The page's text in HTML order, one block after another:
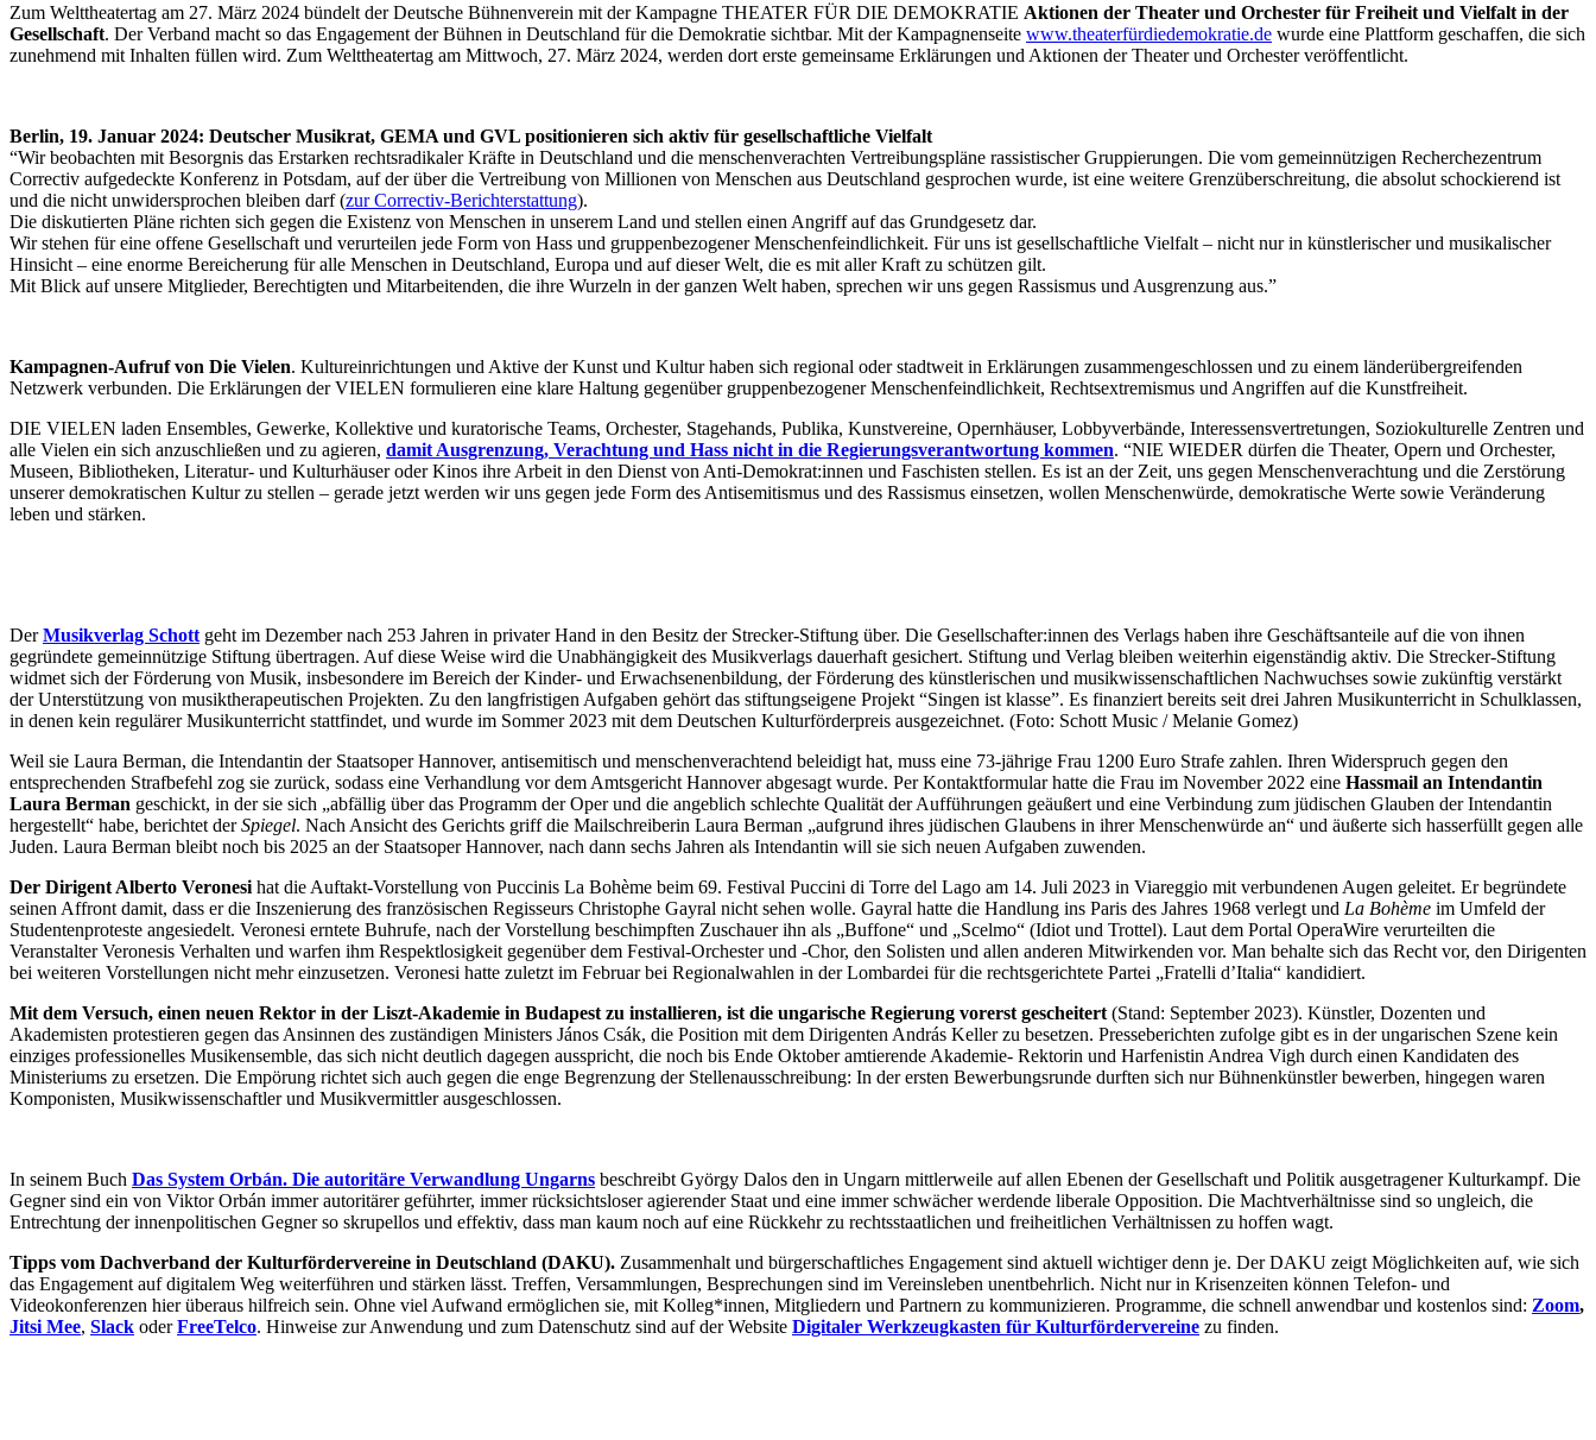
Zum Welttheatertag am 27. März 2024 bündelt der Deutsche Bühnenverein mit der Kampagne THEATER FÜR DIE DEMOKRATIE Aktionen der Theater und Orchester für Freiheit und Vielfalt in der
Gesellschaft. Der Verband macht so das Engagement der Bühnen in Deutschland für die Demokratie sichtbar. Mit der Kampagnenseite www.theaterfürdiedemokratie.de wurde eine Plattform geschaffen, die sich
zunehmend mit Inhalten füllen wird. Zum Welttheatertag am Mittwoch, 27. März 2024, werden dort erste gemeinsame Erklärungen und Aktionen der Theater und Orchester veröffentlicht.
Berlin, 19. Januar 2024: Deutscher Musikrat, GEMA und GVL positionieren sich aktiv für gesellschaftliche Vielfalt
“Wir beobachten mit Besorgnis das Erstarken rechtsradikaler Kräfte in Deutschland und die menschenverachten Vertreibungspläne rassistischer Gruppierungen. Die vom gemeinnützigen Recherchezentrum
Correctiv aufgedeckte Konferenz in Potsdam, auf der über die Vertreibung von Millionen von Menschen aus Deutschland gesprochen wurde, ist eine weitere Grenzüberschreitung, die absolut schockierend ist
und die nicht unwidersprochen bleiben darf (zur Correctiv-Berichterstattung).
Die diskutierten Pläne richten sich gegen die Existenz von Menschen in unserem Land und stellen einen Angriff auf das Grundgesetz dar.
Wir stehen für eine offene Gesellschaft und verurteilen jede Form von Hass und gruppenbezogener Menschenfeindlichkeit. Für uns ist gesellschaftliche Vielfalt – nicht nur in künstlerischer und musikalischer
Hinsicht – eine enorme Bereicherung für alle Menschen in Deutschland, Europa und auf dieser Welt, die es mit aller Kraft zu schützen gilt.
Mit Blick auf unsere Mitglieder, Berechtigten und Mitarbeitenden, die ihre Wurzeln in der ganzen Welt haben, sprechen wir uns gegen Rassismus und Ausgrenzung aus.”
Kampagnen-Aufruf von Die Vielen. Kultureinrichtungen und Aktive der Kunst und Kultur haben sich regional oder stadtweit in Erklärungen zusammengeschlossen und zu einem länderübergreifenden
Netzwerk verbunden. Die Erklärungen der VIELEN formulieren eine klare Haltung gegenüber gruppenbezogener Menschenfeindlichkeit, Rechtsextremismus und Angriffen auf die Kunstfreiheit.
DIE VIELEN laden Ensembles, Gewerke, Kollektive und kuratorische Teams, Orchester, Stagehands, Publika, Kunstvereine, Opernhäuser, Lobbyverbände, Interessensvertretungen, Soziokulturelle Zentren und
alle Vielen ein sich anzuschließen und zu agieren, damit Ausgrenzung, Verachtung und Hass nicht in die Regierungsverantwortung kommen. “NIE WIEDER dürfen die Theater, Opern und Orchester,
Museen, Bibliotheken, Literatur- und Kulturhäuser oder Kinos ihre Arbeit in den Dienst von Anti-Demokrat:innen und Faschisten stellen. Es ist an der Zeit, uns gegen Menschenverachtung und die Zerstörung
unserer demokratischen Kultur zu stellen – gerade jetzt werden wir uns gegen jede Form des Antisemitismus und des Rassismus einsetzen, wollen Menschenwürde, demokratische Werte sowie Veränderung
leben und stärken.
DerMusikverlag Schott geht im Dezember nach 253 Jahren in privater Hand in den Besitz der Strecker-Stiftung über. Die Gesellschafter:innen des Verlags haben ihre Geschäftsanteile auf die von ihnen
gegründete gemeinnützige Stiftung übertragen. Auf diese Weise wird die Unabhängigkeit des Musikverlags dauerhaft gesichert. Stiftung und Verlag bleiben weiterhin eigenständig aktiv. Die Strecker-Stiftung
widmet sich der Förderung von Musik, insbesondere im Bereich der Kinder- und Erwachsenenbildung, der Förderung des künstlerischen und musikwissenschaftlichen Nachwuchses sowie zukünftig verstärkt
der Unterstützung von musiktherapeutischen Projekten. Zu den langfristigen Aufgaben gehört das stiftungseigene Projekt “Singen ist klasse”. Es finanziert bereits seit drei Jahren Musikunterricht in Schulklassen,
in denen kein regulärer Musikunterricht stattfindet, und wurde im Sommer 2023 mit dem Deutschen Kulturförderpreis ausgezeichnet. (Foto: Schott Music / Melanie Gomez)
Weil sie Laura Berman, die Intendantin der Staatsoper Hannover, antisemitisch und menschenverachtend beleidigt hat, muss eine 73-jährige Frau 1200 Euro Strafe zahlen. Ihren Widerspruch gegen den
entsprechenden Strafbefehl zog sie zurück, sodass eine Verhandlung vor dem Amtsgericht Hannover abgesagt wurde. Per Kontaktformular hatte die Frau im November 2022 eine Hassmail an Intendantin
Laura Berman geschickt, in der sie sich „abfällig über das Programm der Oper und die angeblich schlechte Qualität der Aufführungen geäußert und eine Verbindung zum jüdischen Glauben der Intendantin
hergestellt“ habe, berichtet derSpiegel. Nach Ansicht des Gerichts griff die Mailschreiberin Laura Berman „aufgrund ihres jüdischen Glaubens in ihrer Menschenwürde an“ und äußerte sich hasserfüllt gegen alle
Juden. Laura Berman bleibt noch bis 2025 an der Staatsoper Hannover, nach dann sechs Jahren als Intendantin will sie sich neuen Aufgaben zuwenden.
Der Dirigent Alberto Veronesi hat die Auftakt-Vorstellung von Puccinis La Bohème beim 69. Festival Puccini di Torre del Lago am 14. Juli 2023 in Viareggio mit verbundenen Augen geleitet. Er begründete
seinen Affront damit, dass er die Inszenierung des französischen Regisseurs Christophe Gayral nicht sehen wolle. Gayral hatte die Handlung ins Paris des Jahres 1968 verlegt und La Bohème im Umfeld der
Studentenproteste angesiedelt. Veronesi erntete Buhrufe, nach der Vorstellung beschimpften Zuschauer ihn als „Buffone“ und „Scelmo“ (Idiot und Trottel). Laut dem Portal OperaWire verurteilten die
Veranstalter Veronesis Verhalten und warfen ihm Respektlosigkeit gegenüber dem Festival-Orchester und -Chor, den Solisten und allen anderen Mitwirkenden vor. Man behalte sich das Recht vor, den Dirigenten
bei weiteren Vorstellungen nicht mehr einzusetzen. Veronesi hatte zuletzt im Februar bei Regionalwahlen in der Lombardei für die rechtsgerichtete Partei „Fratelli d’Italia“ kandidiert.
Mit dem Versuch, einen neuen Rektor in der Liszt-Akademie in Budapest zu installieren, ist die ungarische Regierung vorerst gescheitert (Stand: September 2023). Künstler, Dozenten und
Akademisten protestieren gegen das Ansinnen des zuständigen Ministers János Csák, die Position mit dem Dirigenten András Keller zu besetzen. Presseberichten zufolge gibt es in der ungarischen Szene kein
einziges professionelles Musikensemble, das sich nicht deutlich dagegen ausspricht, die noch bis Ende Oktober amtierende Akademie- Rektorin und Harfenistin Andrea Vigh durch einen Kandidaten des
Ministeriums zu ersetzen. Die Empörung richtet sich auch gegen die enge Begrenzung der Stellenausschreibung: In der ersten Bewerbungsrunde durften sich nur Bühnenkünstler bewerben, hingegen waren
Komponisten, Musikwissenschaftler und Musikvermittler ausgeschlossen.
In seinem Buch Das System Orbán. Die autoritäre Verwandlung Ungarns beschreibt György Dalos den in Ungarn mittlerweile auf allen Ebenen der Gesellschaft und Politik ausgetragener Kulturkampf. Die
Gegner sind ein von Viktor Orbán immer autoritärer geführter, immer rücksichtsloser agierender Staat und eine immer schwächer werdende liberale Opposition. Die Machtverhältnisse sind so ungleich, die
Entrechtung der innenpolitischen Gegner so skrupellos und effektiv, dass man kaum noch auf eine Rückkehr zu rechtsstaatlichen und freiheitlichen Verhältnissen zu hoffen wagt.
Tipps vom Dachverband der Kulturfördervereine in Deutschland (DAKU). Zusammenhalt und bürgerschaftliches Engagement sind aktuell wichtiger denn je. Der DAKU zeigt Möglichkeiten auf, wie sich
das Engagement auf digitalem Weg weiterführen und stärken lässt. Treffen, Versammlungen, Besprechungen sind im Vereinsleben unentbehrlich. Nicht nur in Krisenzeiten können Telefon- und
Videokonferenzen hier überaus hilfreich sein. Ohne viel Aufwand ermöglichen sie, mit Kolleg*innen, Mitgliedern und Partnern zu kommunizieren. Programme, die schnell anwendbar und kostenlos sind: Zoom,
Jitsi Mee, Slack oderFreeTelco. Hinweise zur Anwendung und zum Datenschutz sind auf der Website Digitaler Werkzeugkasten für Kulturfördervereine zu finden.